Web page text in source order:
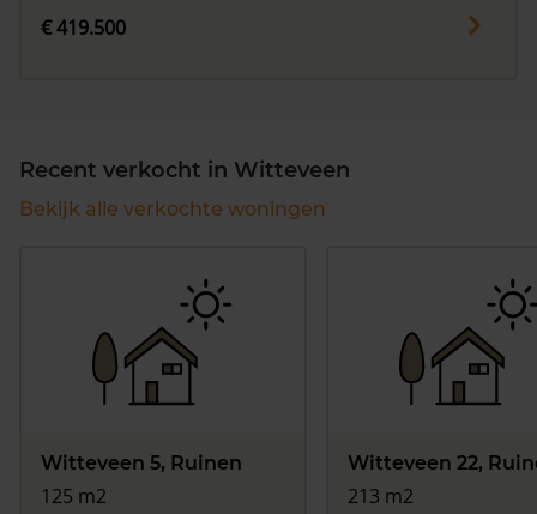
€ 419.500
Recent verkocht in Witteveen
Bekijk alle verkochte woningen
Witteveen 5, Ruinen
125 m2
Witteveen 22,
213 m2